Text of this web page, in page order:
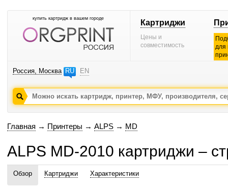
купить картридж в вашем городе Картриджи
Цены и
совместимость
для
Россия, Москва RU EN
Главная → Принтеры → ALPS → MD
ALPS MD-2010 картриджи –
Обзор Картриджи Характеристики